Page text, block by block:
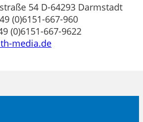
54 D-64293 Darmstadt
(0)6151-667-960
(0)6151-667-9622
media.de